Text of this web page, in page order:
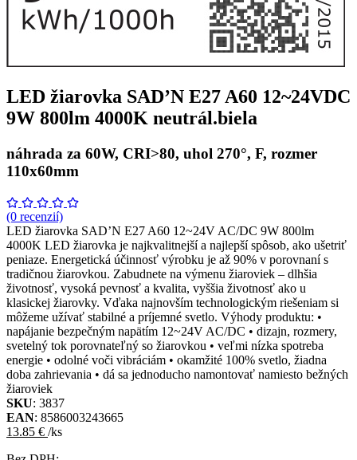
LED žiarovka SAD’N E27 A60 12~24VDC
9W 800lm 4000K neutrál.biela
náhrada za 60W, CRI>80, uhol 270°, F, rozmer
110x60mm
(0 recenzií)
LED žiarovka SAD’N E27 A60 12~24V AC/DC 9W 800lm
4000K LED žiarovka je najkvalitnejší a najlepší spôsob, ako ušetriť
peniaze. Energetická účinnosť výrobku je až 90% v porovnaní s
tradičnou žiarovkou. Zabudnete na výmenu žiaroviek – dlhšia
životnosť, vysoká pevnosť a kvalita, vyššia životnosť ako u
klasickej žiarovky. Vďaka najnovším technologickým riešeniam si
môžeme užívať stabilné a príjemné svetlo. Výhody produktu: •
napájanie bezpečným napätím 12~24V AC/DC • dizajn, rozmery,
svetelný tok porovnateľný so žiarovkou • veľmi nízka spotreba
energie • odolné voči vibráciám • okamžité 100% svetlo, žiadna
doba zahrievania • dá sa jednoducho namontovať namiesto bežných
žiaroviek
SKU: 3837
EAN: 8586003243665
13.85 € /ks